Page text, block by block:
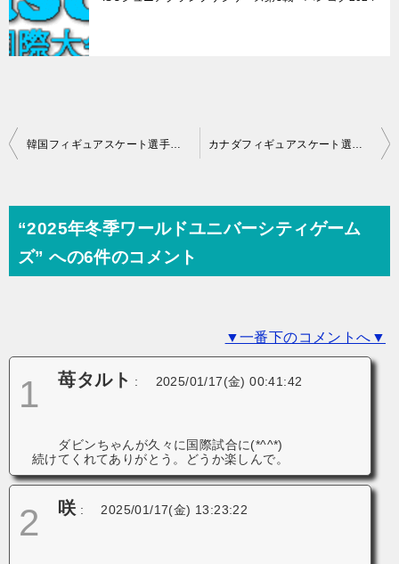
投
ビ
ゲ
韓国フィギュアスケート選手権2025 カナダフィギュアスケート選手権2025
“2025年冬季ワールドユニバーシティゲーム
ズ” への6件のコメント
▼一番下のコメントへ▼
1 苺タルト : 2025/01/17(金) 00:41:42
ダビンちゃんが久々に国際試合に(*^^*)
続けてくれてありがとう。どうか楽しんで。
2 咲 : 2025/01/17(金) 13:23:22